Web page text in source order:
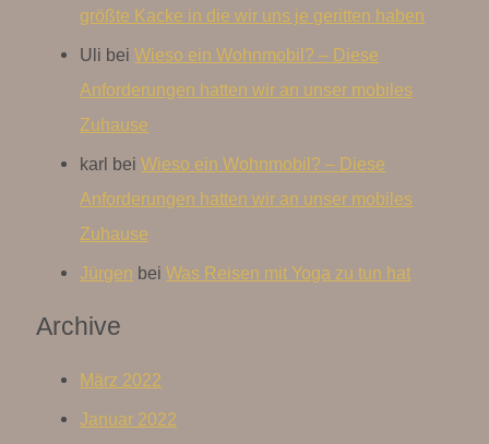
größte Kacke in die wir uns je geritten haben
Uli beiWieso ein Wohnmobil? – Diese
Anforderungen hatten wir an unser mobiles
Zuhause
karl beiWieso ein Wohnmobil? – Diese
Anforderungen hatten wir an unser mobiles
Zuhause
Jürgen beiWas Reisen mit Yoga zu tun hat
Archive
März 2022
Januar 2022